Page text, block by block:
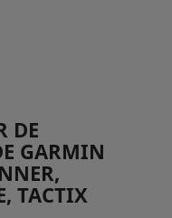
DE
GARMIN
TACTIX